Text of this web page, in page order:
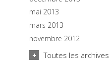
mai 2013
mars 2013
novembre 2012
Toutes les archives